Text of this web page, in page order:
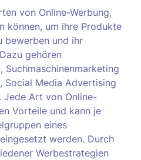
von Online-Werbung,
können, um ihre Produkte
bewerben und ihr
gehören
Suchmaschinenmarketing
Social Media Advertising
Art von Online-
Vorteile und kann je
eines
werden. Durch
Werbestrategien